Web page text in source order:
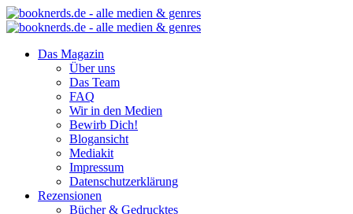
Das Magazin
Über uns
Das Team
FAQ
Wir in den Medien
Bewirb Dich!
Blogansicht
Mediakit
Impressum
Datenschutzerklärung
Rezensionen
Bücher & Gedrucktes